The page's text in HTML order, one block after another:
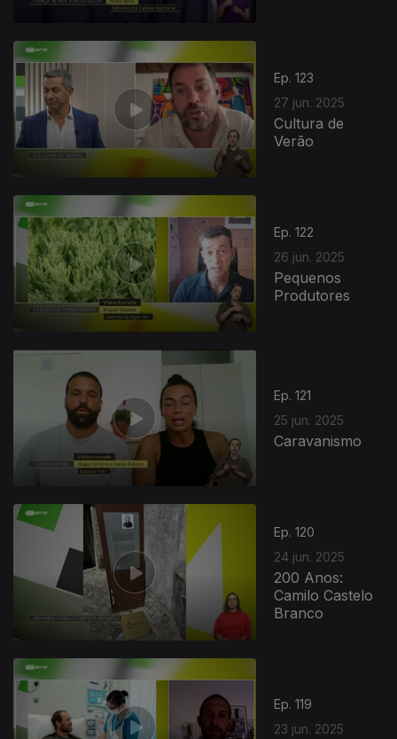
Ep. 123
27 jun. 2025
Cultura de
Verão
Ep. 122
26 jun. 2025
Pequenos
Produtores
Ep. 121
25 jun. 2025
Caravanismo
Ep. 120
24 jun. 2025
200 Anos:
Camilo Castelo
Branco
Ep. 119
23 jun. 2025